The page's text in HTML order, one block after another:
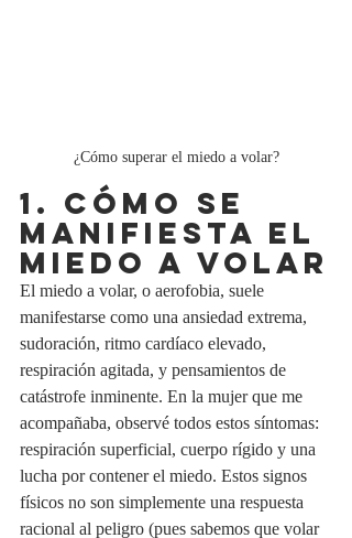
¿Cómo superar el miedo a volar?
1. CÓMO SE
MANIFIESTA EL
MIEDO A VOLAR
El miedo a volar, o aerofobia, suele
manifestarse como una ansiedad extrema,
sudoración, ritmo cardíaco elevado,
respiración agitada, y pensamientos de
catástrofe inminente. En la mujer que me
acompañaba, observé todos estos síntomas:
respiración superficial, cuerpo rígido y una
lucha por contener el miedo. Estos signos
físicos no son simplemente una respuesta
racional al peligro (pues sabemos que volar